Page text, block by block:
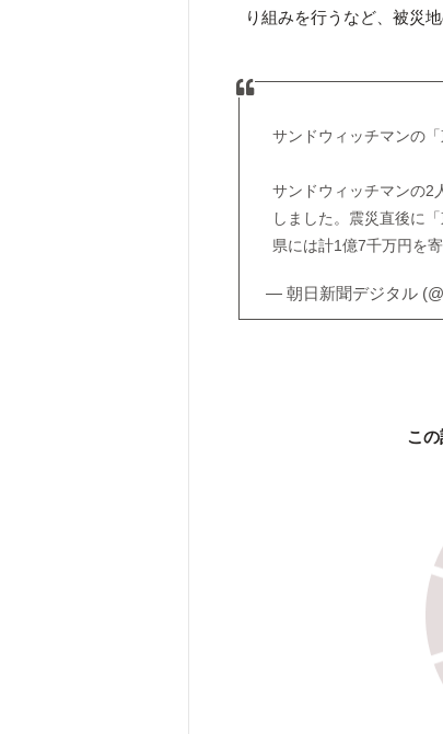
り組みを行うなど、被災
サンドウィッチマンの
サンドウィッチマンの2
しました。震災直後に
県には計1億7千万円を
— 朝日新聞デジタル
こ